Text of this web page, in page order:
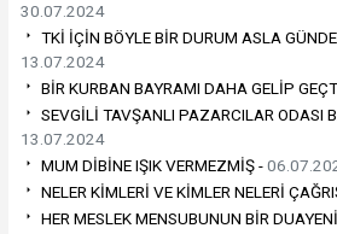
30.07.2024
TKİ İÇİN BÖYLE BİR DURUM ASLA
13.07.2024
BİR KURBAN BAYRAMI DAHA GELİP
SEVGİLİ TAVŞANLI PAZARCILAR ODASI
13.07.2024
MUM DİBİNE IŞIK VERMEZMİŞ -
NELER KİMLERİ VE KİMLER NELERİ
HER MESLEK MENSUBUNUN BİR